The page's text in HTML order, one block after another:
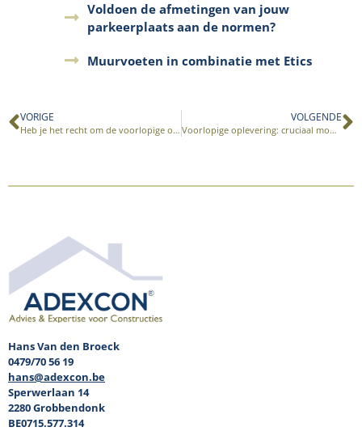
Voldoen de afmetingen van jouw
parkeerplaats aan de normen?
Muurvoeten in combinatie met Etics
VORIGE
Heb je het recht om de voorlopige oplevering te weigeren?
VOLGENDE
Voorlopige oplevering: cruciaal moment, belang te weinig gekend
Hans Van den Broeck
0479/70 56 19
hans@adexcon.be
Sperwerlaan 14
2280 Grobbendonk
BE0715.577.314